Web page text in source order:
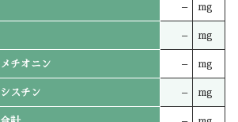
– mg
– mg
メチオニン – mg
シスチン – mg